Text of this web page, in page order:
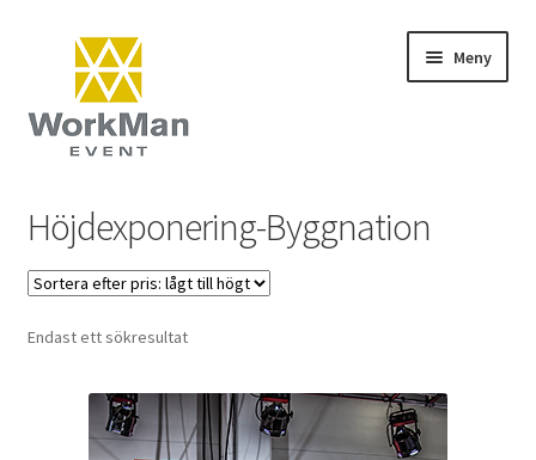
Hoppa
navigering
Hoppa
innehåll
Meny
NCS färger
Köpvillkor
Höjdexponering-Byggnation
Endast ett sökresultat